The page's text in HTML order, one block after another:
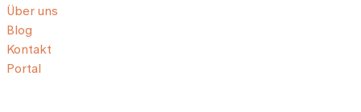
Über uns
Blog
Kontakt
Portal